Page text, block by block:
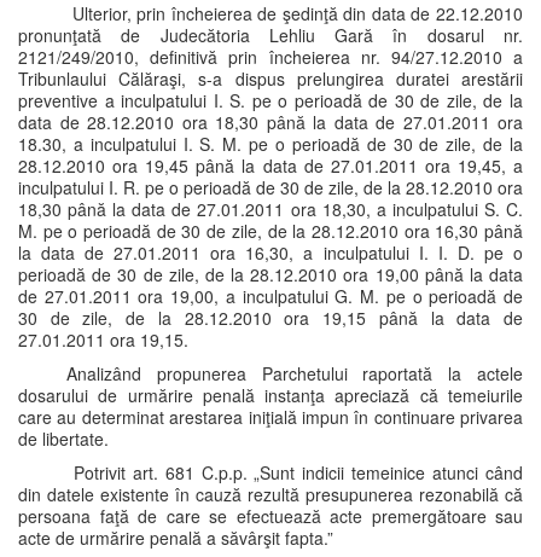
Ulterior, prin încheierea de şedinţă din data de 22.12.2010
pronunţată de Judecătoria Lehliu Gară în dosarul nr.
2121/249/2010, definitivă prin încheierea nr. 94/27.12.2010 a
Tribunlaului Călăraşi, s-a dispus prelungirea duratei arestării
preventive a inculpatului I. S. pe o perioadă de 30 de zile, de la
data de 28.12.2010 ora 18,30 până la data de 27.01.2011 ora
18.30, a inculpatului I. S. M. pe o perioadă de 30 de zile, de la
28.12.2010 ora 19,45 până la data de 27.01.2011 ora 19,45, a
inculpatului I. R. pe o perioadă de 30 de zile, de la 28.12.2010 ora
18,30 până la data de 27.01.2011 ora 18,30, a inculpatului S. C.
M. pe o perioadă de 30 de zile, de la 28.12.2010 ora 16,30 până
la data de 27.01.2011 ora 16,30, a inculpatului I. I. D. pe o
perioadă de 30 de zile, de la 28.12.2010 ora 19,00 până la data
de 27.01.2011 ora 19,00, a inculpatului G. M. pe o perioadă de
30 de zile, de la 28.12.2010 ora 19,15 până la data de
27.01.2011 ora 19,15.
Analizând propunerea Parchetului raportată la actele
dosarului de urmărire penală instanţa apreciază că temeiurile
care au determinat arestarea iniţială impun în continuare privarea
de libertate.
Potrivit art. 681 C.p.p. „Sunt indicii temeinice atunci când
din datele existente în cauză rezultă presupunerea rezonabilă că
persoana faţă de care se efectuează acte premergătoare sau
acte de urmărire penală a săvârşit fapta.”